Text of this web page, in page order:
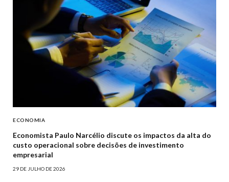
ECONOMIA
Economista Paulo Narcélio discute os impactos da alta do
custo operacional sobre decisões de investimento
empresarial
29 DE JULHO DE 2026